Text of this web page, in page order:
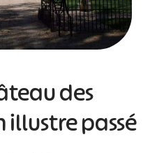
des
illustre passé